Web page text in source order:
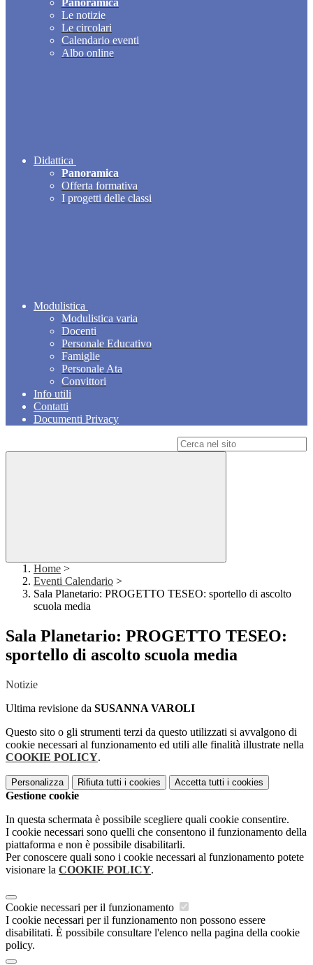
Panoramica
Le notizie
Le circolari
Calendario eventi
Albo online
Didattica
Panoramica
Offerta formativa
I progetti delle classi
Modulistica
Modulistica varia
Docenti
Personale Educativo
Famiglie
Personale Ata
Convittori
Info utili
Contatti
Documenti Privacy
Home >
Eventi Calendario >
Sala Planetario: PROGETTO TESEO: sportello di ascolto
scuola media
Sala Planetario: PROGETTO TESEO:
sportello di ascolto scuola media
Notizie
Ultima revisione da SUSANNA VAROLI
Questo sito o gli strumenti terzi da questo utilizzati si avvalgono di
cookie necessari al funzionamento ed utili alle finalità illustrate nella
COOKIE POLICY.
Personalizza Rifiuta tutti i cookies Accetta tutti i cookies
Gestione cookie
In questa schermata è possibile scegliere quali cookie consentire.
I cookie necessari sono quelli che consentono il funzionamento della
piattaforma e non è possibile disabilitarli.
Per conoscere quali sono i cookie necessari al funzionamento potete
visionare la COOKIE POLICY.
Cookie necessari per il funzionamento
I cookie necessari per il funzionamento non possono essere
disabilitati. È possibile consultare l'elenco nella pagina della cookie
policy.